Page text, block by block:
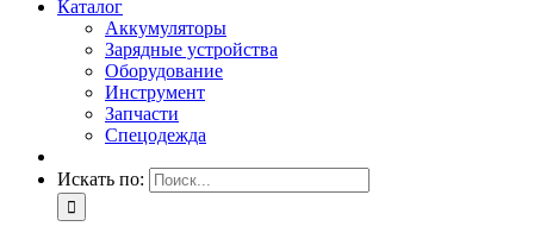
Каталог
Аккумуляторы
Зарядные устройства
Оборудование
Инструмент
Запчасти
Спецодежда
Искать по: